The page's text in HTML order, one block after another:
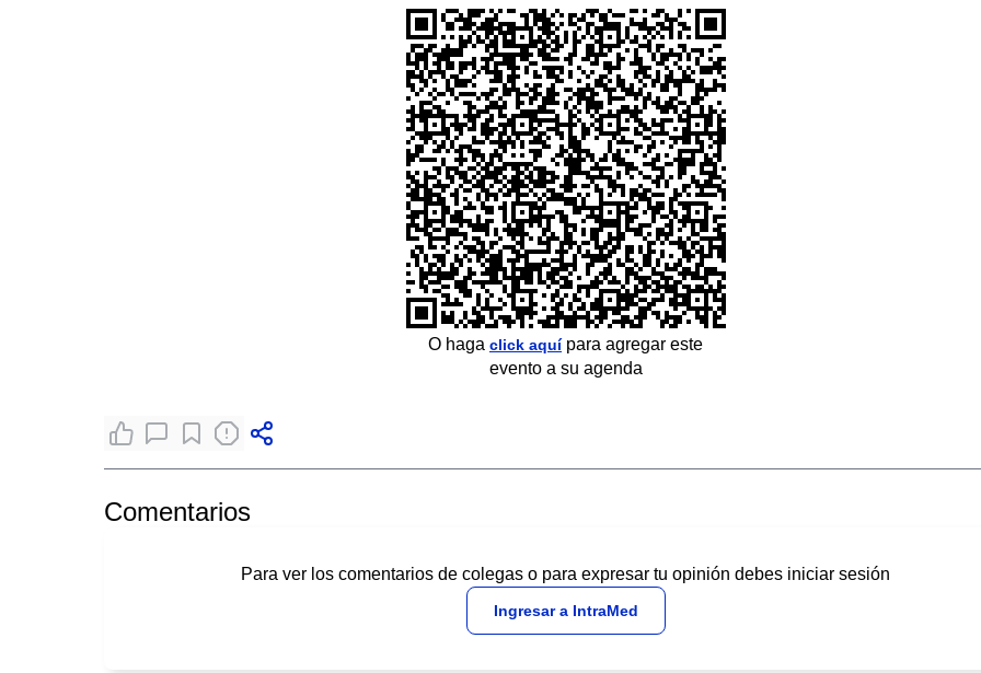
O haga click aquípara agregar este
evento a su agenda
Comentarios
Para ver los comentarios de colegas o para expresar tu opinión debes iniciar sesión
Ingresar a IntraMed